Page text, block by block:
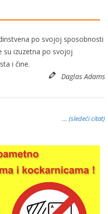
po svojoj sposobnosti
su izuzetna po svojoj
i čine.
Daglas Adams
… (sledeći citat)